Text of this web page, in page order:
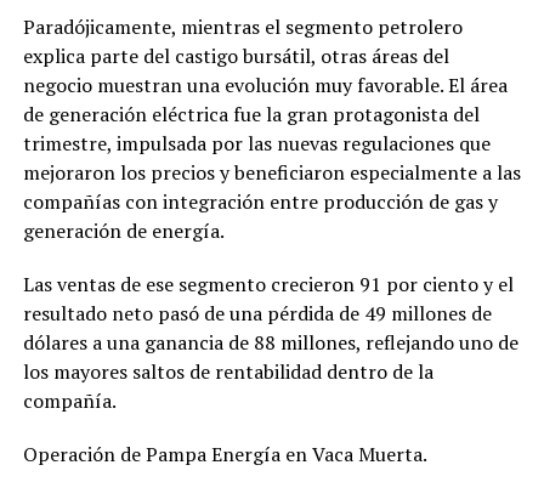
Paradójicamente, mientras el segmento petrolero
explica parte del castigo bursátil, otras áreas del
negocio muestran una evolución muy favorable. El área
de generación eléctrica fue la gran protagonista del
trimestre, impulsada por las nuevas regulaciones que
mejoraron los precios y beneficiaron especialmente a las
compañías con integración entre producción de gas y
generación de energía.
Las ventas de ese segmento crecieron 91 por ciento y el
resultado neto pasó de una pérdida de 49 millones de
dólares a una ganancia de 88 millones, reflejando uno de
los mayores saltos de rentabilidad dentro de la
compañía.
Operación de Pampa Energía en Vaca Muerta.